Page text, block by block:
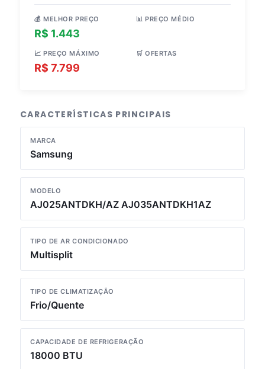
💰 MELHOR PREÇO
R$ 1.443
📊 PREÇO MÉDIO
📈 PREÇO MÁXIMO
R$ 7.799
🛒 OFERTAS
CARACTERÍSTICAS PRINCIPAIS
MARCA
Samsung
MODELO
AJ025ANTDKH/AZ AJ035ANTDKH1AZ
TIPO DE AR CONDICIONADO
Multisplit
TIPO DE CLIMATIZAÇÃO
Frio/Quente
CAPACIDADE DE REFRIGERAÇÃO
18000 BTU